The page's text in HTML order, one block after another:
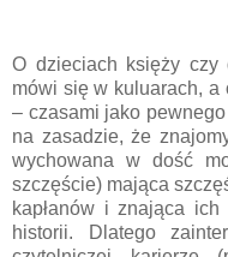
O dzieciach księży czy
mówi się w kuluarach,
– czasami jako
na zasadzie, że
wychowana w dość
szczęście) mająca
kapłanów i znająca ich
historii. Dlatego